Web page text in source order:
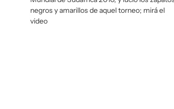
negros y amarillos de aquel torneo; mirá el
video